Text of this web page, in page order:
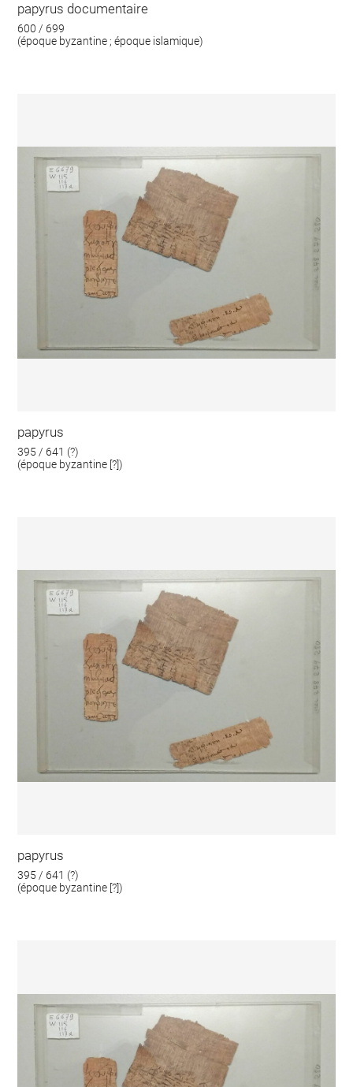
papyrus documentaire
600 / 699
(époque byzantine ; époque islamique)
papyrus
395 / 641 (?)
(époque byzantine [?])
papyrus
395 / 641 (?)
(époque byzantine [?])